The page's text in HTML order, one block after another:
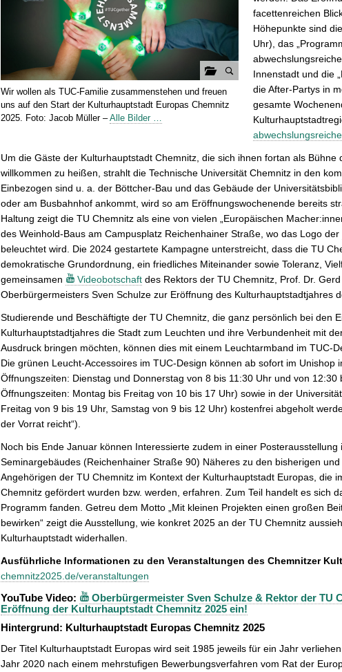
G
a
l
i
e
ö
f
f
n
e
n
Wir wollen als TUC-Familie zusammenstehen und freuen
uns auf den Start der Kulturhauptstadt Europas Chemnitz
2025. Foto: Jacob Müller –Alle Bilder …
facettenreichen
Höhepunkte sind
Uhr), das
Innenstadt und die
die After-Partys in
gesamte
Um die Gäste der Kulturhauptstadt Chemnitz, die sich ihnen fortan als Bühne
willkommen zu heißen, strahlt die Technische Universität Chemnitz in den
Einbezogen sind u. a. der Böttcher-Bau und das Gebäude der
oder am Busbahnhof ankommt, wird so am Eröffnungswochenende bereits
Haltung zeigt die TU Chemnitz als eine von vielen „Europäischen
des Weinhold-Baus am Campusplatz Reichenhainer Straße, wo das Logo der
beleuchtet wird. Die 2024 gestartete Kampagne unterstreicht, dass die TU
demokratische Grundordnung, ein friedliches Miteinander sowie Toleranz,
gemeinsamen
Videobotschaftdes Rektors der TU Chemnitz, Prof. Dr.
Oberbürgermeisters Sven Schulze zur Eröffnung des Kulturhauptstadtjahres
Studierende und Beschäftigte der TU Chemnitz, die ganz persönlich bei den
Kulturhauptstadtjahres die Stadt zum Leuchten und ihre Verbundenheit mit
Ausdruck bringen möchten, können dies mit einem Leuchtarmband im TUC-
Die grünen Leucht-Accessoires im TUC-Design können ab sofort im
Öffnungszeiten: Dienstag und Donnerstag von 8 bis 11:30 Uhr und von
Öffnungszeiten: Montag bis Freitag von 10 bis 17 Uhr) sowie in der
Freitag von 9 bis 19 Uhr, Samstag von 9 bis 12 Uhr) kostenfrei abgeholt
der Vorrat reicht“).
Noch bis Ende Januar können Interessierte zudem in einer
Seminargebäudes (Reichenhainer Straße 90) Näheres zu den bisherigen
Angehörigen der TU Chemnitz im Kontext der Kulturhauptstadt Europas, die
Chemnitz gefördert wurden bzw. werden, erfahren. Zum Teil handelt es sich
Programm fanden. Getreu dem Motto „Mit kleinen Projekten einen großen
bewirken“ zeigt die Ausstellung, wie konkret 2025 an der TU Chemnitz
Kulturhauptstadt widerhallen.
Ausführliche Informationen zu den Veranstaltungen des Chemnitzer
chemnitz2025.de/veranstaltungen
YouTube Video:
Oberbürgermeister Sven Schulze & Rektor der TU
Eröffnung der Kulturhauptstadt Chemnitz 2025 ein!
Hintergrund: Kulturhauptstadt Europas Chemnitz 2025
Der Titel Kulturhauptstadt Europas wird seit 1985 jeweils für ein Jahr
Jahr 2020 nach einem mehrstufigen Bewerbungsverfahren vom Rat der